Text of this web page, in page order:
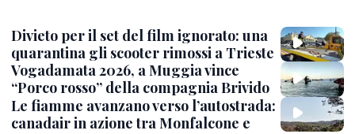
Divieto per il set del film ignorato: una
quarantina gli scooter rimossi a Trieste
Vogadamata 2026, a Muggia vince
“Porco rosso” della compagnia Brivido
Le fiamme avanzano verso l’autostrada:
canadair in azione tra Monfalcone e